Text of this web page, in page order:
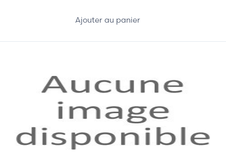
Ajouter au panier